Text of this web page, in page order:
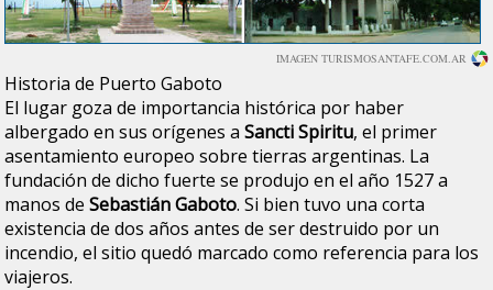
IMAGEN TURISMOSANTAFE.COM.AR
Historia de Puerto Gaboto
El lugar goza de importancia histórica por haber
albergado en sus orígenes aSancti Spiritu, el primer
asentamiento europeo sobre tierras argentinas. La
fundación de dicho fuerte se produjo en el año 1527 a
manos deSebastián Gaboto. Si bien tuvo una corta
existencia de dos años antes de ser destruido por un
incendio, el sitio quedó marcado como referencia para los
viajeros.